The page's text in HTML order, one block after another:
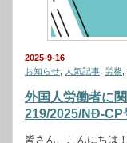
2025-9-16
お知らせ
人気記事 労務
外国人労働者に
219/2025/NĐ-CP
皆さん、こんにちは